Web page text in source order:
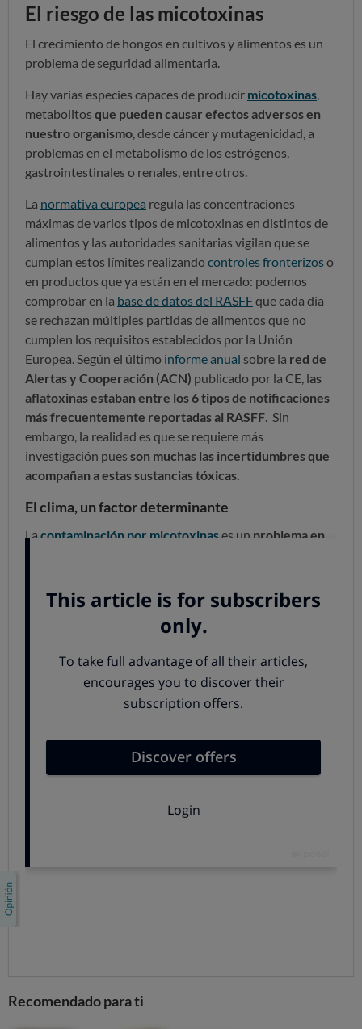
El riesgo de las micotoxinas
El crecimiento de hongos en cultivos y alimentos es un
problema de seguridad alimentaria.
Hay varias especies capaces de producir micotoxinas
metabolitos que pueden causar efectos adversos en
nuestro organismo , desde cáncer y mutagenicidad, a
problemas en el metabolismo de los estrógenos,
gastrointestinales o renales, entre otros.
La normativa europea regula las concentraciones
máximas de varios tipos de micotoxinas en distintos de
alimentos y las autoridades sanitarias vigilan que se
cumplan estos límites realizando controles fronterizoso
en productos que ya están en el mercado: podemos
comprobar en la base de datos del RASFFque cada día
se rechazan múltiples partidas de alimentos que no
cumplen los requisitos establecidos por la Unión
Europea. Según el último informe anual sobre la red de
Alertas y Cooperación (ACN) publicado por la CE, las
aflatoxinas estaban entre los 6 tipos de notificaciones
más frecuentemente reportadas al RASFF . Sin
embargo, la realidad es que se requiere más
investigación pues son muchas las incertidumbres que
acompañan a estas sustancias tóxicas.
El clima, un factor determinante
La contaminación por micotoxinases un problema en
contaminados.
apunta a que
redistribución geográfica de la incidencia de las
diferentes micotoxinas.La producción de esas
micotoxinas depende de las condiciones del medio en
y temperatura ambiental, las precipitaciones y la
presencia de insectos son factores determinantes de la
invasión por mohos toxigénicos y la acumulación de
cultivables fruto de las condiciones climáticas extremas,
No todas las micotoxinas están
Recomendado para ti